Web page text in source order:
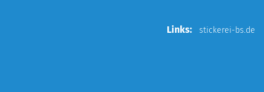
Links: stickerei-bs.de